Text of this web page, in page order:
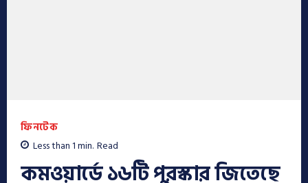
ফিনটেক
Less than 1min. Read
কমওয়ার্ডে ১৬টি পুরস্কার জিতেছে